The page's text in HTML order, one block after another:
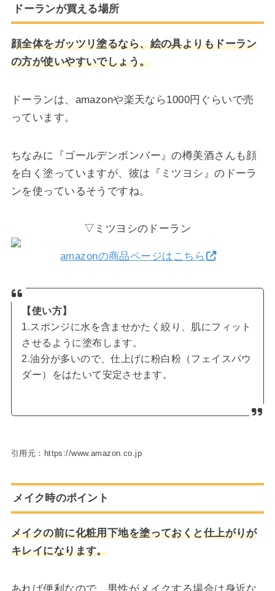
ドーランが買える場所
顔全体をガッツリ塗るなら、絵の具よりもドーラン
の方が使いやすいでしょう。
ドーランは、amazonや楽天なら1000円ぐらいで売
っています。
ちなみに『ゴールデンボンバー』の樽美酒さんも顔
を白く塗っていますが、彼は『ミツヨシ』のドーラ
ンを使っているそうですね。
▽ミツヨシのドーラン
amazonの商品ページはこちら
【使い方】
1.スポンジに水を含ませかたく絞り、肌にフィット
させるように塗布します。
2.油分が多いので、仕上げに粉白粉（フェイスパウ
ダー）をはたいて安定させます。
引用元：https://www.amazon.co.jp
メイク時のポイント
メイクの前に化粧用下地を塗っておくと仕上がりが
キレイになります。